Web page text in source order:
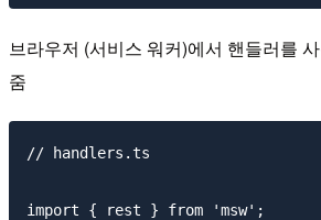
브라우저 (서비스 워커)에서 핸들러를
줌
// handlers.ts
import { rest } from 'msw';